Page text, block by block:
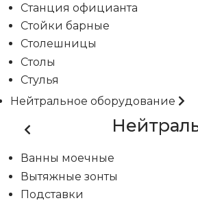
Станция официанта
Стойки барные
Столешницы
Столы
Стулья
Нейтральное оборудование
Ванны моечные
Вытяжные зонты
Подставки